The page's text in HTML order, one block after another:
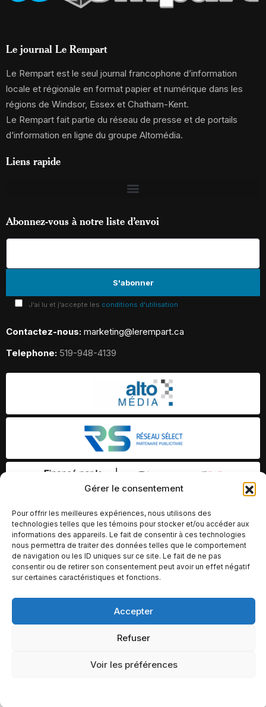
Gérer le consentement
Pour offrir les meilleures expériences, nous utilisons des
technologies telles que les témoins pour stocker et/ou accéder aux
informations des appareils. Le fait de consentir à ces technologies
nous permettra de traiter des données telles que le comportement
de navigation ou les ID uniques sur ce site. Le fait de ne pas
consentir ou de retirer son consentement peut avoir un effet négatif
sur certaines caractéristiques et fonctions.
Accepter
Refuser
Voir les préférences
Le journal Le Rempart
Le Rempart est le seul journal francophone d’information
locale et régionale en format papier et numérique dans les
régions de Windsor, Essex et Chatham-Kent.
Le Rempart fait partie du réseau de presse et de portails
d’information en ligne du groupe Altomédia.
Liens rapide
Abonnez-vous à notre liste d’envoi
J'ai lu et j'accepte les conditions d'utilisation
Contactez-nous: marketing@lerempart.ca
Telephone: 519-948-4139
© Copyright 2026 – Altomédia Inc |
Ce site internet a été conçu et développé par Chameleon Ideas